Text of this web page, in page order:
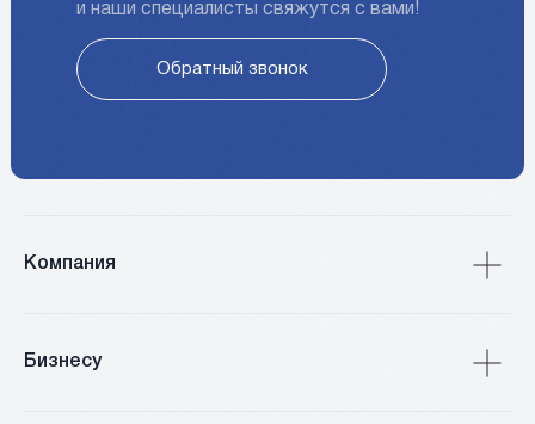
и наши специалисты свяжутся с вами!
Обратный звонок
Компания
Бизнесу